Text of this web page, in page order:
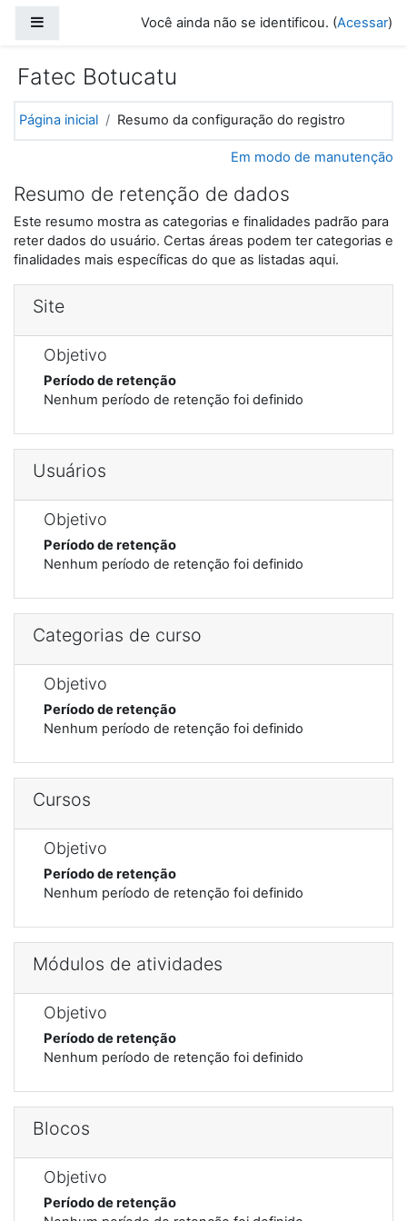
Você ainda não se identificou. (Acessar)
Fatec Botucatu
Página inicial Resumo da configuração do registro
Em modo de manutenção
Resumo de retenção de dados
Este resumo mostra as categorias e finalidades padrão para
reter dados do usuário. Certas áreas podem ter categorias e
finalidades mais específicas do que as listadas aqui.
Site
Objetivo
Período de retenção
Nenhum período de retenção foi definido
Usuários
Objetivo
Período de retenção
Nenhum período de retenção foi definido
Categorias de curso
Objetivo
Período de retenção
Nenhum período de retenção foi definido
Cursos
Objetivo
Período de retenção
Nenhum período de retenção foi definido
Módulos de atividades
Objetivo
Período de retenção
Nenhum período de retenção foi definido
Blocos
Objetivo
Período de retenção